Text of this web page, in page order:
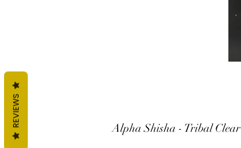
Alpha Shisha - Tribal Clear
REVIEWS